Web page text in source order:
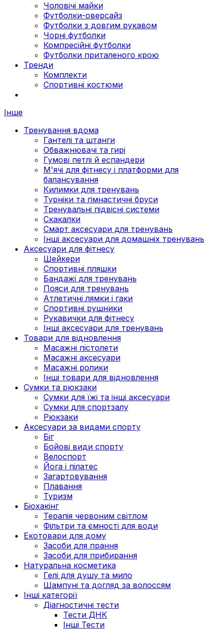
Чоловічі майки
Футболки-оверсайз
Футболки з довгим рукавом
Чорні футболки
Компресійні футболки
Футболки приталеного крою
Тренди
Комплекти
Спортивні костюми
Інше
Тренування вдома
Гантелі та штанги
Обважнювачі та гирі
Гумові петлі й еспандери
М'ячі для фітнесу і платформи для
балансування
Килимки для тренувань
Турніки та гімнастичні бруси
Тренувальні підвісні системи
Скакалки
Смарт аксесуари для тренувань
Інші аксесуари для домашніх тренувань
Аксесуари для фітнесу
Шейкери
Спортивні пляшки
Бандажі для тренувань
Пояси для тренувань
Атлетичні лямки і гаки
Спортивні рушники
Рукавички для фітнесу
Інші аксесуари для тренувань
Товари для відновлення
Масажні пістолети
Масажні аксесуари
Масажні ролики
Інші товари для відновлення
Сумки та рюкзаки
Сумки для їжі та інші аксесуари
Сумки для спортзалу
Рюкзаки
Аксесуари за видами спорту
Біг
Бойові види спорту
Велоспорт
Йога і пілатес
Загартовування
Плавання
Туризм
Біохакінг
Терапія червоним світлом
Фільтри та ємності для води
Екотовари для дому
Засоби для прання
Засоби для прибирання
Натуральна косметика
Гелі для душу та мило
Шампуні та догляд за волоссям
Інші категорії
Діагностичні тести
Тести ДНК
Інші Тести